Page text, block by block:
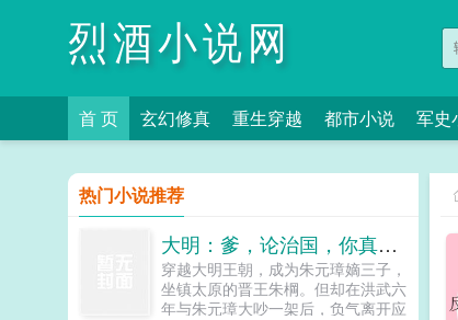
烈酒小说网
首 页 玄幻修真 重生穿越 都市小说 军史
热门小说推荐
大明：爹，论治国，你真不行
穿越大明王朝，成为朱元璋嫡三子，
坐镇太原的晋王朱棡。但却在洪武六
年与朱元璋大吵一架后，负气离开应